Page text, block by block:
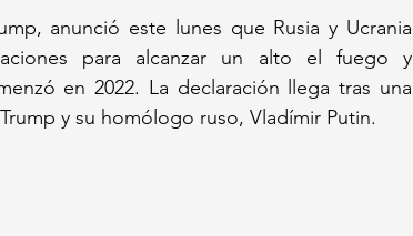
anunció este lunes que Rusia y Ucrania
para alcanzar un alto el fuego y
en 2022. La declaración llega tras una
y su homólogo ruso, Vladímir Putin.